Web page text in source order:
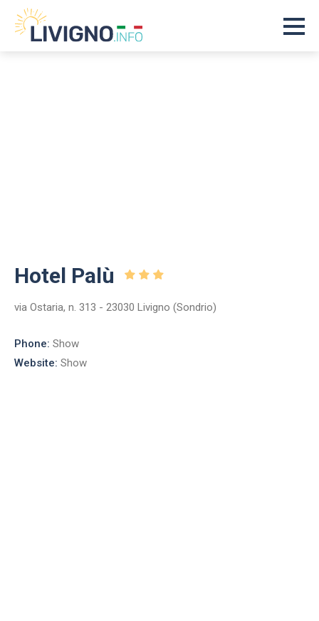
Hotel Palù
via Ostaria, n. 313 - 23030 Livigno (Sondrio)
Phone: Show
Website: Show